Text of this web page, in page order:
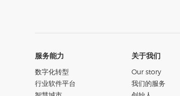
服务能力
数字化转型
行业软件平台
关于我们
Our story
我们的服务